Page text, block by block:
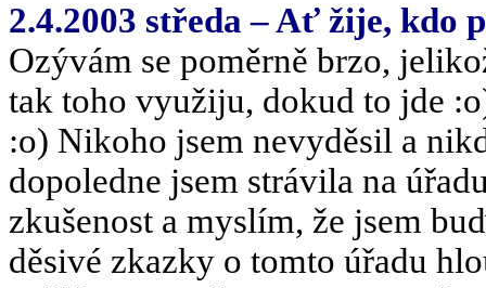
2.4.2003 středa – Ať žije, kdo
Ozývám se poměrně brzo,
tak toho využiju, dokud to jde
:o) Nikoho jsem nevyděsil a
dopoledne jsem strávila na
zkušenost a myslím, že jsem
děsivé zkazky o tomto úřadu